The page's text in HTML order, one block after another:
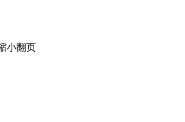
小翻页